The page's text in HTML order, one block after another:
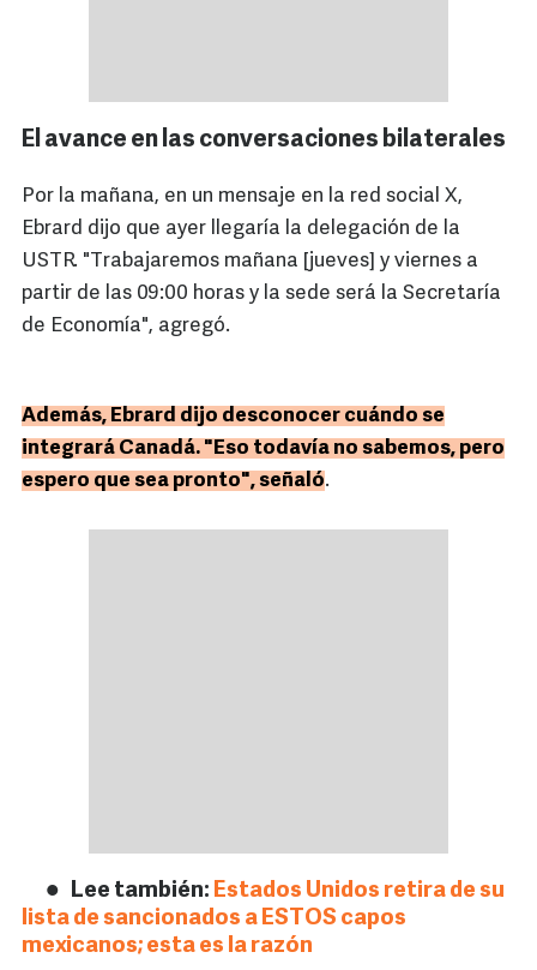
El avance en las conversaciones bilaterales
Por la mañana, en un mensaje en la red social X,
Ebrard dijo que ayer llegaría la delegación de la
USTR. "Trabajaremos mañana [jueves] y viernes a
partir de las 09:00 horas y la sede será la Secretaría
de Economía", agregó.
Además, Ebrard dijo desconocer cuándo se
integrará Canadá. "Eso todavía no sabemos, pero
espero que sea pronto", señaló.
Lee también: Estados Unidos retira de su
lista de sancionados a ESTOS capos
mexicanos; esta es la razón